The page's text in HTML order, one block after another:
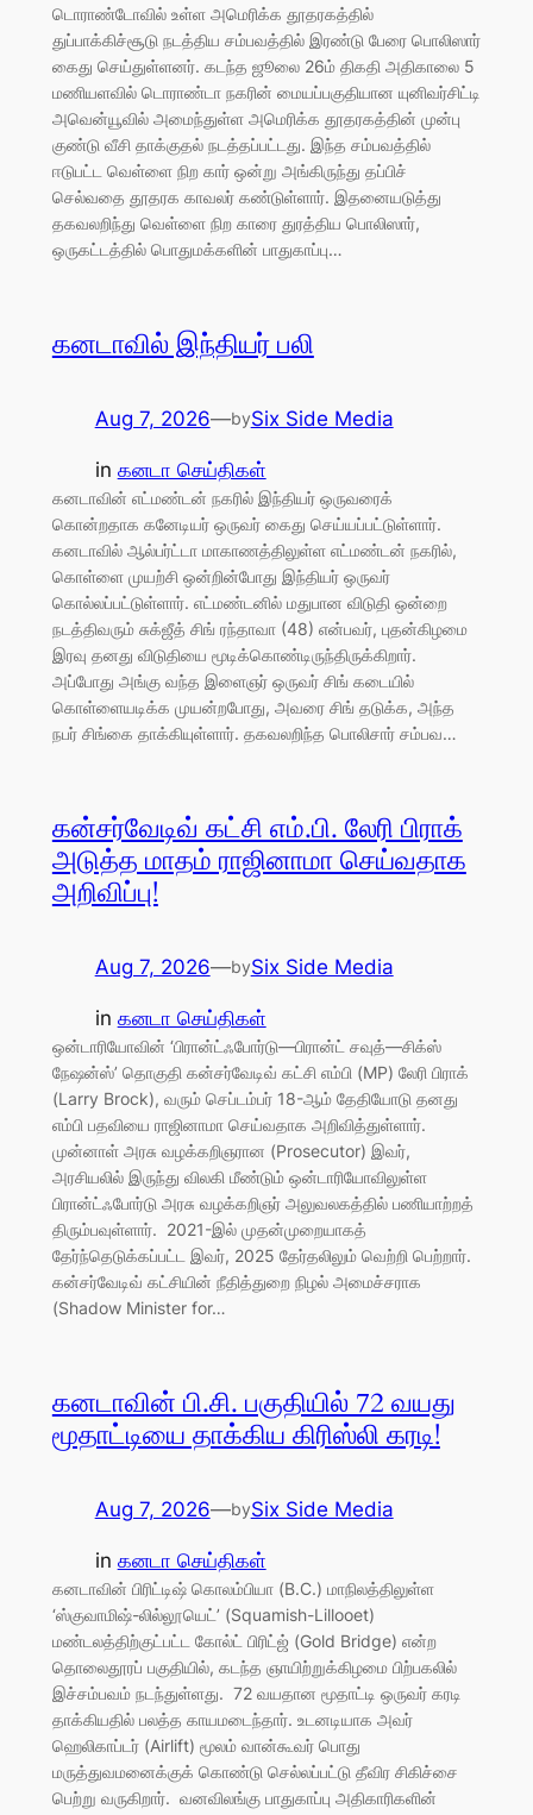
டொராண்டோவில் உள்ள அமெரிக்க தூதரகத்தில்
துப்பாக்கிச்சூடு நடத்திய சம்பவத்தில் இரண்டு பேரை பொலிஸார்
கைது செய்துள்ளனர். கடந்த ஜூலை 26ம் திகதி அதிகாலை 5
மணியளவில் டொராண்டா நகரின் மையப்பகுதியான யுனிவர்சிட்டி
அவென்யூவில் அமைந்துள்ள அமெரிக்க தூதரகத்தின் முன்பு
குண்டு வீசி தாக்குதல் நடத்தப்பட்டது. இந்த சம்பவத்தில்
ஈடுபட்ட வெள்ளை நிற கார் ஒன்று அங்கிருந்து தப்பிச்
செல்வதை தூதரக காவலர் கண்டுள்ளார். இதனையடுத்து
தகவலறிந்து வெள்ளை நிற காரை துரத்திய பொலிஸார்,
ஒருகட்டத்தில் பொதுமக்களின் பாதுகாப்பு…
கனடாவில் இந்தியர் பலி
Aug 7, 2026—bySix Side Media
in கனடா செய்திகள்
கனடாவின் எட்மண்டன் நகரில் இந்தியர் ஒருவரைக்
கொன்றதாக கனேடியர் ஒருவர் கைது செய்யப்பட்டுள்ளார்.
கனடாவில் ஆல்பர்ட்டா மாகாணத்திலுள்ள எட்மண்டன் நகரில்,
கொள்ளை முயற்சி ஒன்றின்போது இந்தியர் ஒருவர்
கொல்லப்பட்டுள்ளார். எட்மண்டனில் மதுபான விடுதி ஒன்றை
நடத்திவரும் சுக்ஜீத் சிங் ரந்தாவா (48) என்பவர், புதன்கிழமை
இரவு தனது விடுதியை மூடிக்கொண்டிருந்திருக்கிறார்.
அப்போது அங்கு வந்த இளைஞர் ஒருவர் சிங் கடையில்
கொள்ளையடிக்க முயன்றபோது, அவரை சிங் தடுக்க, அந்த
நபர் சிங்கை தாக்கியுள்ளார். தகவலறிந்த பொலிசார் சம்பவ…
கன்சர்வேடிவ் கட்சி எம்.பி. லேரி பிராக்
அடுத்த மாதம் ராஜினாமா செய்வதாக
அறிவிப்பு!
Aug 7, 2026—bySix Side Media
in கனடா செய்திகள்
ஒன்டாரியோவின் ‘பிரான்ட்ஃபோர்டு—பிரான்ட் சவுத்—சிக்ஸ்
நேஷன்ஸ்’ தொகுதி கன்சர்வேடிவ் கட்சி எம்பி (MP) லேரி பிராக்
(Larry Brock), வரும் செப்டம்பர் 18-ஆம் தேதியோடு தனது
எம்பி பதவியை ராஜினாமா செய்வதாக அறிவித்துள்ளார்.
முன்னாள் அரசு வழக்கறிஞரான (Prosecutor) இவர்,
அரசியலில் இருந்து விலகி மீண்டும் ஒன்டாரியோவிலுள்ள
பிரான்ட்ஃபோர்டு அரசு வழக்கறிஞர் அலுவலகத்தில் பணியாற்றத்
திரும்பவுள்ளார். 2021-இல் முதன்முறையாகத்
தேர்ந்தெடுக்கப்பட்ட இவர், 2025 தேர்தலிலும் வெற்றி பெற்றார்.
கன்சர்வேடிவ் கட்சியின் நீதித்துறை நிழல் அமைச்சராக
(Shadow Minister for…
கனடாவின் பி.சி. பகுதியில் 72 வயது
மூதாட்டியை தாக்கிய கிரிஸ்லி கரடி!
Aug 7, 2026—bySix Side Media
in கனடா செய்திகள்
கனடாவின் பிரிட்டிஷ் கொலம்பியா (B.C.) மாநிலத்திலுள்ள
‘ஸ்குவாமிஷ்-லில்லூயெட்’ (Squamish-Lillooet)
மண்டலத்திற்குட்பட்ட கோல்ட் பிரிட்ஜ் (Gold Bridge) என்ற
தொலைதூரப் பகுதியில், கடந்த ஞாயிற்றுக்கிழமை பிற்பகலில்
இச்சம்பவம் நடந்துள்ளது. 72 வயதான மூதாட்டி ஒருவர் கரடி
தாக்கியதில் பலத்த காயமடைந்தார். உடனடியாக அவர்
ஹெலிகாப்டர் (Airlift) மூலம் வான்கூவர் பொது
மருத்துவமனைக்குக் கொண்டு செல்லப்பட்டு தீவிர சிகிச்சை
பெற்று வருகிறார். வனவிலங்கு பாதுகாப்பு அதிகாரிகளின்